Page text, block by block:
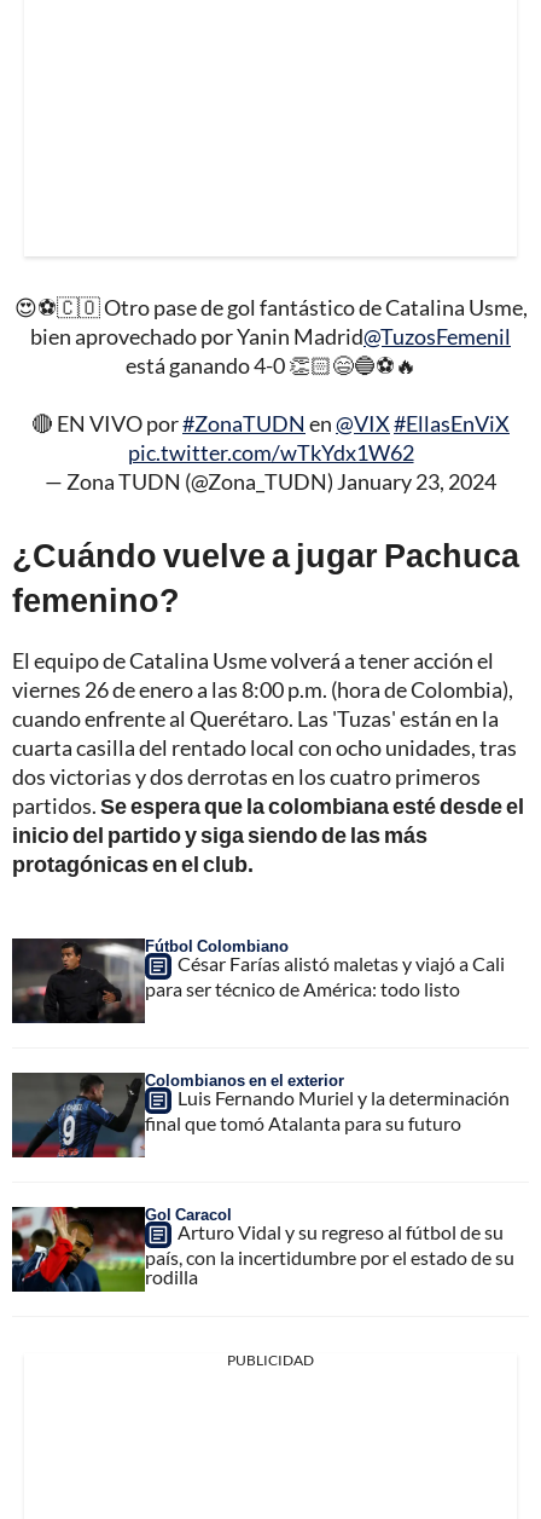
😍⚽️🇨🇴 Otro pase de gol fantástico de Catalina Usme,
bien aprovechado por Yanin Madrid@TuzosFemenil
está ganando 4-0 👏🏻😄🔵⚽️🔥
🔴 EN VIVO por#ZonaTUDN en@VIX#EllasEnViX
pic.twitter.com/wTkYdx1W62
— Zona TUDN (@Zona_TUDN) January 23, 2024
¿Cuándo vuelve a jugar Pachuca
femenino?
El equipo de Catalina Usme volverá a tener acción el
viernes 26 de enero a las 8:00 p.m. (hora de Colombia),
cuando enfrente al Querétaro. Las 'Tuzas' están en la
cuarta casilla del rentado local con ocho unidades, tras
dos victorias y dos derrotas en los cuatro primeros
partidos.Se espera que la colombiana esté desde el
inicio del partido y siga siendo de las más
protagónicas en el club.
Fútbol Colombiano
César Farías alistó maletas y viajó a Cali
para ser técnico de América: todo listo
Colombianos en el exterior
Luis Fernando Muriel y la determinación
final que tomó Atalanta para su futuro
Gol Caracol
Arturo Vidal y su regreso al fútbol de su
país, con la incertidumbre por el estado de su
rodilla
PUBLICIDAD